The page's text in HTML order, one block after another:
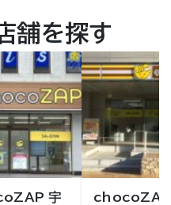
舗を探す
宇
chocoZAP